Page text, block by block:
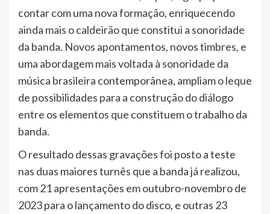
contar com uma nova formação, enriquecendo
ainda mais o caldeirão que constitui a sonoridade
da banda. Novos apontamentos, novos timbres, e
uma abordagem mais voltada à sonoridade da
música brasileira contemporânea, ampliam o leque
de possibilidades para a construção do diálogo
entre os elementos que constituem o trabalho da
banda.
O resultado dessas gravações foi posto a teste
nas duas maiores turnês que a banda já realizou,
com 21 apresentações em outubro-novembro de
2023 para o lançamento do disco, e outras 23